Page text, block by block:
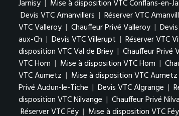
Jarnisy | Mise à disposition VTC Conflans-en-
Devis VTC Amanvillers | Réserver VTC
VTC Valleroy | Chauffeur Privé Valleroy |
aux-Ch | Devis VTC Villerupt | Réserver VTC
disposition VTC Val de Briey | Chauffeur Privé
VTC Hom | Mise à disposition VTC Hom |
VTC Aumetz | Mise à disposition VTC Aumetz
Privé Audun-le-Tiche | Devis VTC Algrange |
disposition VTC Nilvange | Chauffeur Privé
Réserver VTC Féy | Mise à disposition VTC Féy